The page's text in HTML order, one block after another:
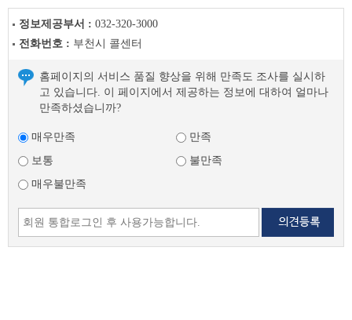
정보제공부서 : 032-320-3000
전화번호 : 부천시 콜센터
홈페이지의 서비스 품질 향상을 위해 만족도 조사를 실시하
고 있습니다. 이 페이지에서 제공하는 정보에 대하여 얼마나
만족하셨습니까?
매우만족
만족
보통
불만족
매우불만족